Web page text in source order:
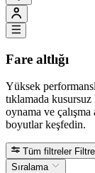
Fare altlığı
Yüksek
tıklamada
oynama ve
boyutlar keşfedin.
Tüm filtreler
Sıralama